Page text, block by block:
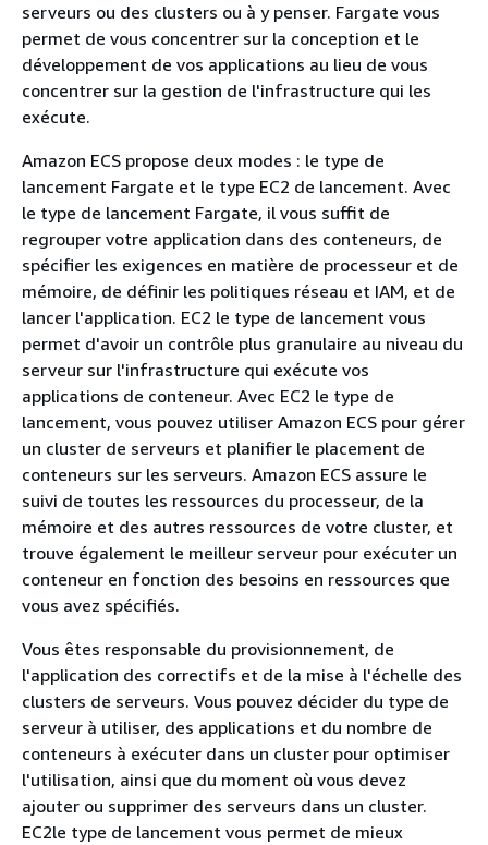
serveurs ou des clusters ou à y penser. Fargate vous
permet de vous concentrer sur la conception et le
développement de vos applications au lieu de vous
concentrer sur la gestion de l'infrastructure qui les
exécute.
Amazon ECS propose deux modes : le type de
lancement Fargate et le type EC2 de lancement. Avec
le type de lancement Fargate, il vous suffit de
regrouper votre application dans des conteneurs, de
spécifier les exigences en matière de processeur et de
mémoire, de définir les politiques réseau et IAM, et de
lancer l'application. EC2 le type de lancement vous
permet d'avoir un contrôle plus granulaire au niveau du
serveur sur l'infrastructure qui exécute vos
applications de conteneur. Avec EC2 le type de
lancement, vous pouvez utiliser Amazon ECS pour gérer
un cluster de serveurs et planifier le placement de
conteneurs sur les serveurs. Amazon ECS assure le
suivi de toutes les ressources du processeur, de la
mémoire et des autres ressources de votre cluster, et
trouve également le meilleur serveur pour exécuter un
conteneur en fonction des besoins en ressources que
vous avez spécifiés.
Vous êtes responsable du provisionnement, de
l'application des correctifs et de la mise à l'échelle des
clusters de serveurs. Vous pouvez décider du type de
serveur à utiliser, des applications et du nombre de
conteneurs à exécuter dans un cluster pour optimiser
l'utilisation, ainsi que du moment où vous devez
ajouter ou supprimer des serveurs dans un cluster.
EC2le type de lancement vous permet de mieux